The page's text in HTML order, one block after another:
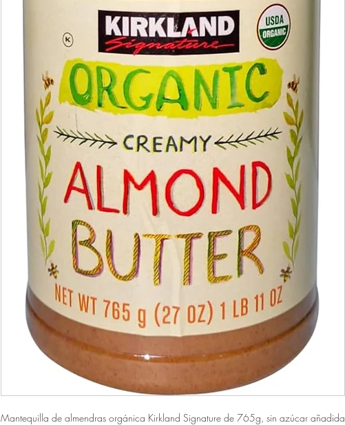
Mantequilla de almendras orgánica Kirkland Signature de 765g, sin azúcar añadida